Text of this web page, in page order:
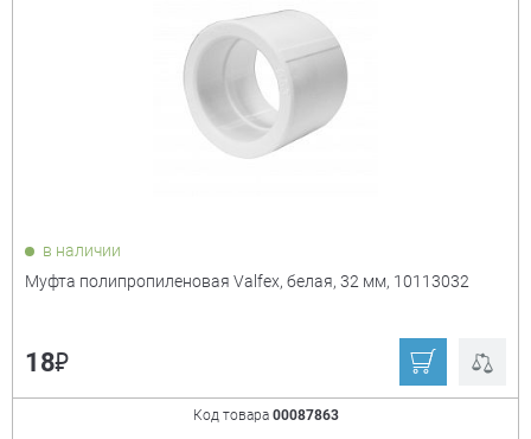
в наличии
Муфта полипропиленовая Valfex, белая, 32 мм, 10113032
18₽
Код товара 00087863